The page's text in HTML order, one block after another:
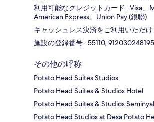
利用可能なクレジットカード : Visa、
American Express、Union Pay (銀聯)
キャッシュレス決済をご利用いただけ
施設の登録番号 : 55110,
その他の呼称
Potato Head Suites Studios
Potato Head Suites & Studios Hotel
Potato Head Suites & Studios
Potato Head Studios at Desa Potato